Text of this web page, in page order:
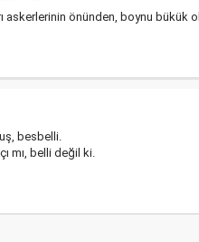
askerlerinin önünden, boynu bükük
besbelli.
mı, belli değil ki.